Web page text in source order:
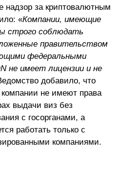
за криптовалютным
«Компании, имеющие
строго соблюдать
правительством
федеральными
не имеет лицензии и не
добавило, что
не имеют права
выдачи виз без
с госорганами, а
работать только с
компаниями.